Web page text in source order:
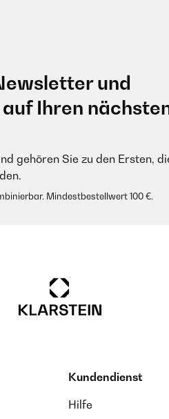
und
Ihren
gehören Sie zu den Ersten,
Mindestbestellwert 100 €.
Kundendienst
Hilfe